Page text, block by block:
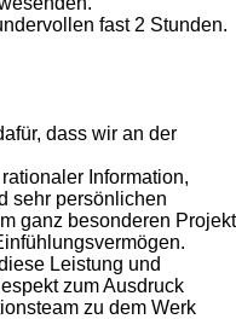
fast 2 Stunden.
dass wir an der
Information,
sehr persönlichen
ganz besonderen Projekt
Leistung und
zum Ausdruck
zu dem Werk